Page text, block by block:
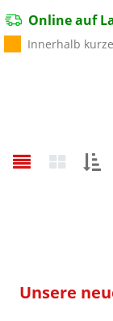
Online auf
Innerhalb
Unsere